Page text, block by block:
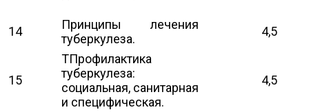
14
Принципы лечения
туберкулеза.
4,5
15
ТПрофилактика
туберкулеза:
социальная, санитарная
и специфическая.
4,5